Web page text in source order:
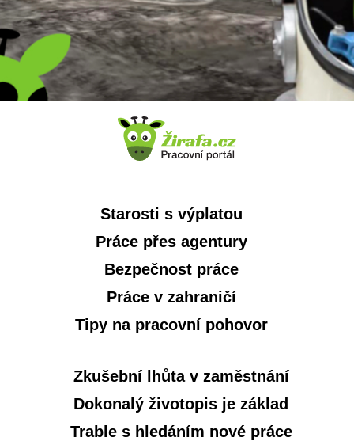
Starosti s výplatou
Práce přes agentury
Bezpečnost práce
Práce v zahraničí
Tipy na pracovní pohovor
Zkušební lhůta v zaměstnání
Dokonalý životopis je základ
Trable s hledáním nové práce